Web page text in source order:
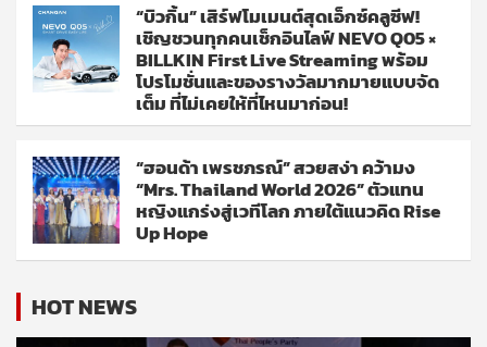
“บิวกิ้น” เสิร์ฟโมเมนต์สุดเอ็กซ์คลูซีฟ!
เชิญชวนทุกคนเช็กอินไลฟ์ NEVO Q05 ×
BILLKIN First Live Streaming พร้อม
โปรโมชั่นและของรางวัลมากมายแบบจัด
เต็ม ที่ไม่เคยให้ที่ไหนมาก่อน!
“ฮอนด้า เพรชภรณ์” สวยสง่า คว้ามง
“Mrs. Thailand World 2026” ตัวแทน
หญิงแกร่งสู่เวทีโลก ภายใต้แนวคิด Rise
Up Hope
HOT NEWS